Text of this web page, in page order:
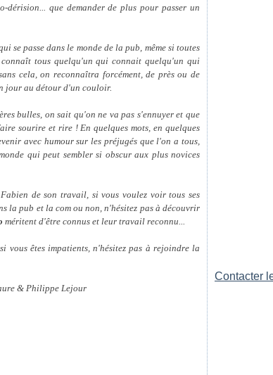
que demander de plus pour passer un
se passe dans le monde de la pub, même si toutes
connaît tous quelqu'un qui connait quelqu'un qui
cela, on reconnaîtra forcément, de près ou de
jour au détour d'un couloir.
bulles, on sait qu'on ne va pas s'ennuyer et que
sourire et rire ! En quelques mots, en quelques
avec humour sur les préjugés que l'on a tous,
qui peut sembler si obscur aux plus novices
de son travail, si vous voulez voir tous ses
la pub et la com ou non, n'hésitez pas à découvrir
méritent d'être connus et leur travail reconnu...
vous êtes impatients, n'hésitez pas à rejoindre la
& Philippe Lejour
Contacter